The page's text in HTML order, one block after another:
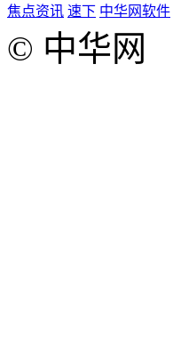
焦点资讯 速下 中华网软件
© 中华网